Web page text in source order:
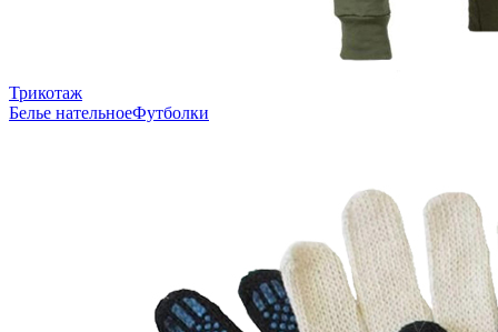
Трикотаж
Белье нательноеФутболки